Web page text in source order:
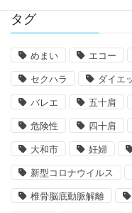
タグ
めまい エコー
セクハラ ダイエ
バレエ 五十肩
危険性 四十肩
大和市 妊婦
新型コロナウイルス
椎骨脳底動脈解離